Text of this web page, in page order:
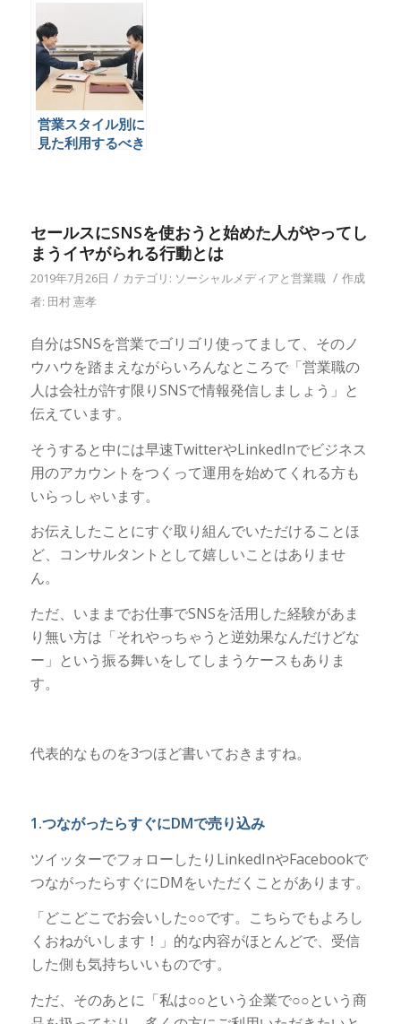
い方法 iPhone
営業スタイル別に
見た利用するべき
セールスにSNSを使おうと始めた人がやってし
まうイヤがられる行動とは
2019年7月26日 / カテゴリ: ソーシャルメディアと営業職 / 作成
者: 田村 憲孝
自分はSNSを営業でゴリゴリ使ってまして、そのノ
ウハウを踏まえながらいろんなところで「営業職の
人は会社が許す限りSNSで情報発信しましょう」と
伝えています。
そうすると中には早速TwitterやLinkedInでビジネス
用のアカウントをつくって運用を始めてくれる方も
いらっしゃいます。
お伝えしたことにすぐ取り組んでいただけることほ
ど、コンサルタントとして嬉しいことはありませ
ん。
ただ、いままでお仕事でSNSを活用した経験があま
り無い方は「それやっちゃうと逆効果なんだけどな
ー」という振る舞いをしてしまうケースもありま
す。
代表的なものを3つほど書いておきますね。
1.つながったらすぐにDMで売り込み
ツイッターでフォローしたりLinkedInやFacebookで
つながったらすぐにDMをいただくことがあります。
「どこどこでお会いした○○です。こちらでもよろし
くおねがいします！」的な内容がほとんどで、受信
した側も気持ちいいものです。
ただ、そのあとに「私は○○という企業で○○という商